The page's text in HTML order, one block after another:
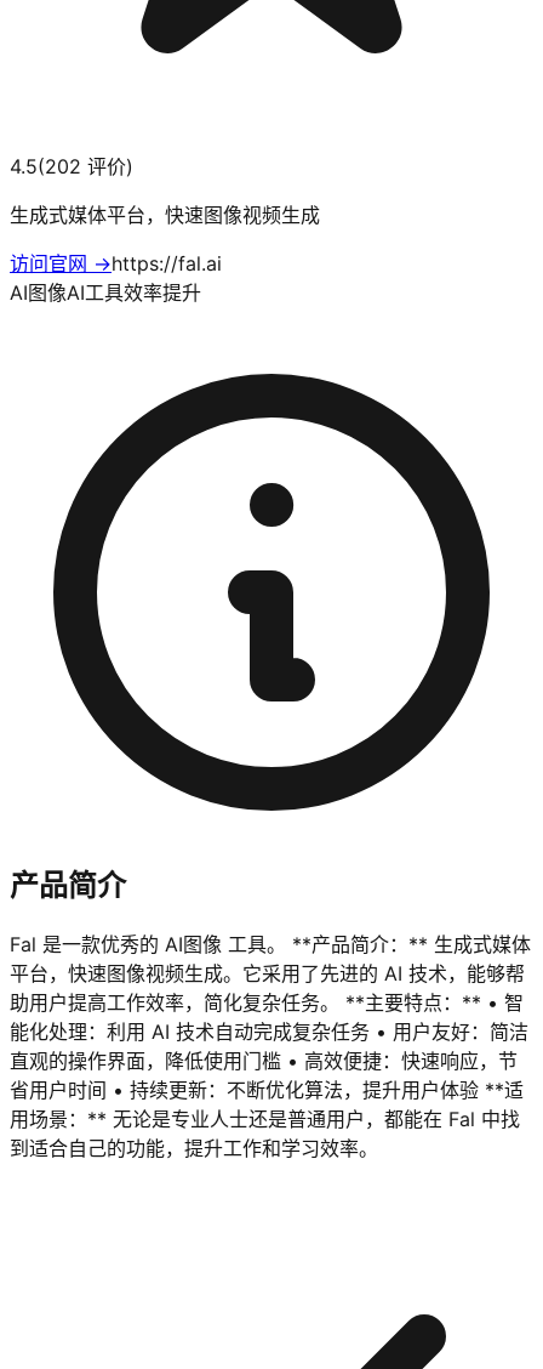
4.5(202 评价)
生成式媒体平台，快速图像视频生成
访问官网 →https://fal.ai
AI图像AI工具效率提升
产品简介
Fal 是一款优秀的 AI图像 工具。 **产品简介：** 生成式媒体
平台，快速图像视频生成。它采用了先进的 AI 技术，能够帮
助用户提高工作效率，简化复杂任务。 **主要特点：** • 智
能化处理：利用 AI 技术自动完成复杂任务 • 用户友好：简洁
直观的操作界面，降低使用门槛 • 高效便捷：快速响应，节
省用户时间 • 持续更新：不断优化算法，提升用户体验 **适
用场景：** 无论是专业人士还是普通用户，都能在 Fal 中找
到适合自己的功能，提升工作和学习效率。